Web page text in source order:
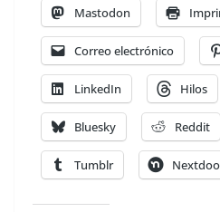
Mastodon
Correo electrónico
LinkedIn Hilos
Bluesky Reddit
Tumblr